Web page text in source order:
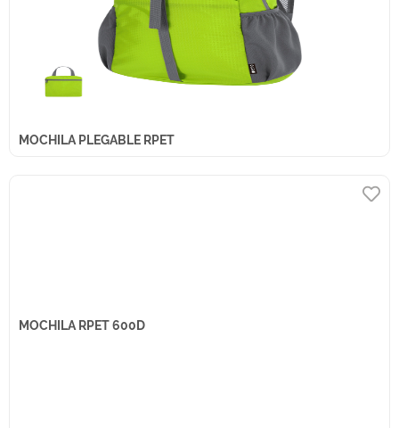
MOCHILA PLEGABLE RPET
MOCHILA RPET 600D